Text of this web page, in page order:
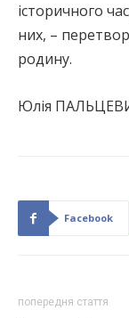
історичного
них, –
родину.
Юлія
Facebook
попередня стаття